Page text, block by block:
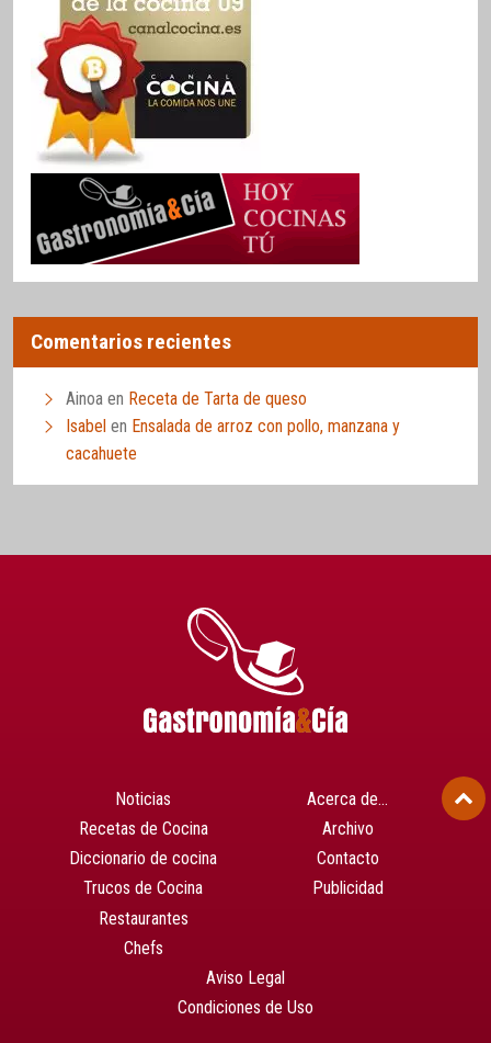
Comentarios recientes
Ainoa en Receta de Tarta de queso
Isabel en Ensalada de arroz con pollo, manzana y
cacahuete
Noticias
Recetas de Cocina
Diccionario de cocina
Trucos de Cocina
Restaurantes
Chefs
Acerca de…
Archivo
Contacto
Publicidad
Aviso Legal
Condiciones de Uso